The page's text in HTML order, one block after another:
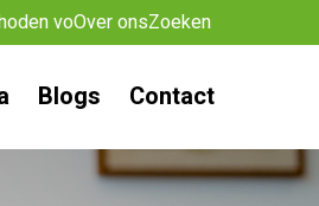
voOver onsZoeken
Blogs Contact